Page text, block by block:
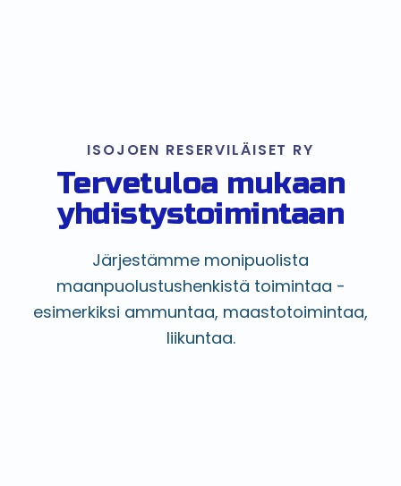
ISOJOEN RESERVILÄISET RY
Tervetuloa mukaan
yhdistystoimintaan
Järjestämme monipuolista
maanpuolustushenkistä toimintaa -
esimerkiksi ammuntaa, maastotoimintaa,
liikuntaa.